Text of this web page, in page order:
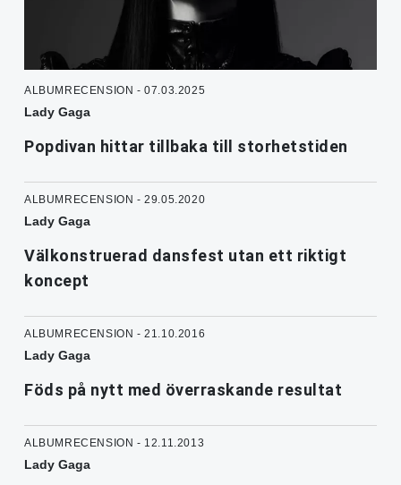
ALBUMRECENSION - 07.03.2025
Lady Gaga
Popdivan hittar tillbaka till storhetstiden
ALBUMRECENSION - 29.05.2020
Lady Gaga
Välkonstruerad dansfest utan ett riktigt
koncept
ALBUMRECENSION - 21.10.2016
Lady Gaga
Föds på nytt med överraskande resultat
ALBUMRECENSION - 12.11.2013
Lady Gaga